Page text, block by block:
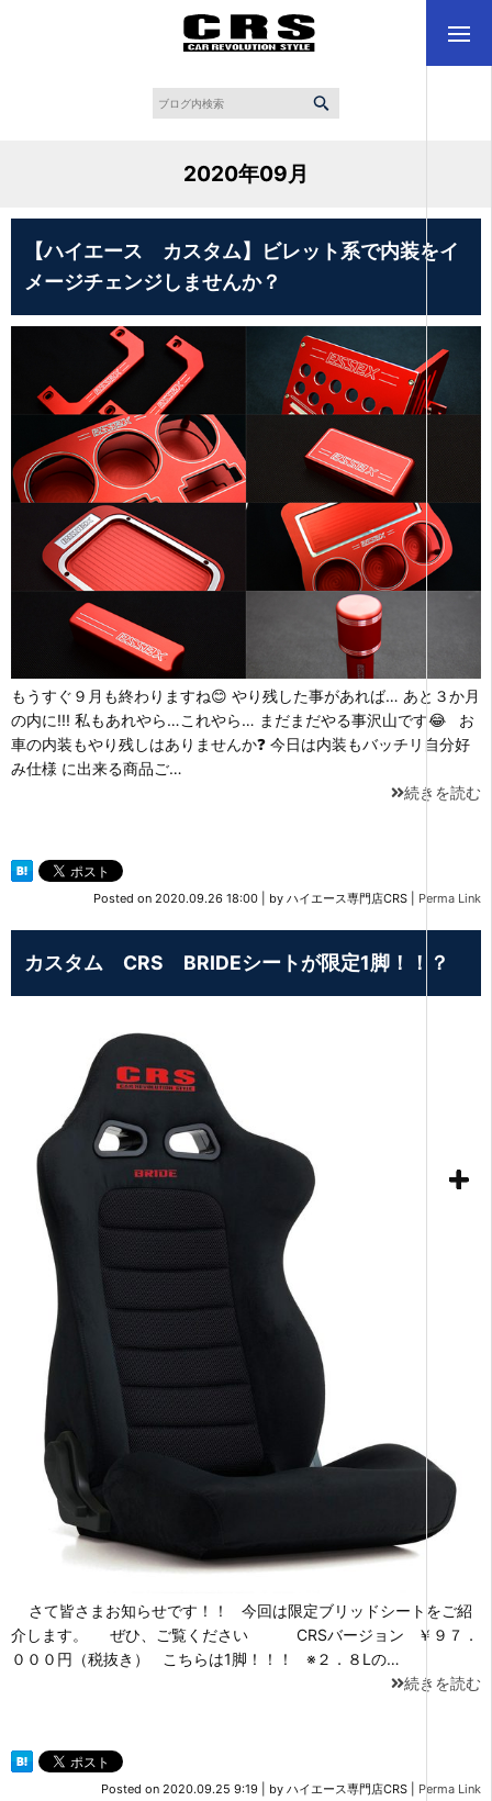
2020年09月
【ハイエース カスタム】ビレット系で内装をイ
メージチェンジしませんか？
もうすぐ９月も終わりますね😊 やり残した事があれば… あと３か月
の内に!!! 私もあれやら…これやら… まだまだやる事沢山です😂 お
車の内装もやり残しはありませんか❓ 今日は内装もバッチリ自分好
み仕様 に出来る商品ご…
続きを読む
Posted on 2020.09.26 18:00 by ハイエース専門店CRS Perma Link
カスタム CRS BRIDEシートが限定1脚！！？
さて皆さまお知らせです！！ 今回は限定ブリッドシートをご紹
介します。 ぜひ、ご覧ください CRSバージョン ￥９７．
０００円（税抜き） こちらは1脚！！！ ※２．８Lの…
続きを読む
Posted on 2020.09.25 9:19 by ハイエース専門店CRS Perma Link